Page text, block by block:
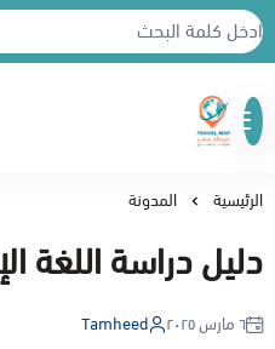
خريطة سفر
الرئيسية المدونة
دليل دراسة اللغة
٦ مارس ٢٠٢٥ Tamheed